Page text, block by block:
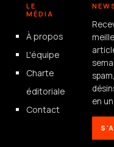
LE
MÉDIA
À propos
L'équipe
Charte
éditoriale
Contact
en